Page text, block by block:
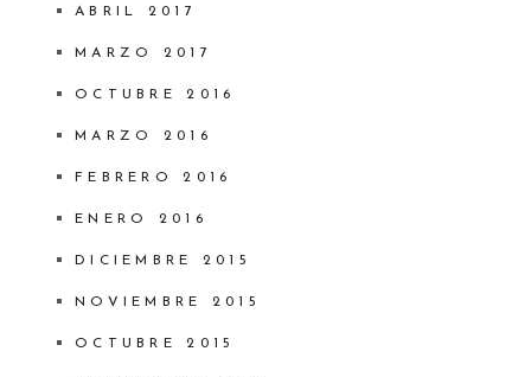
ABRIL 2017
MARZO 2017
OCTUBRE 2016
MARZO 2016
FEBRERO 2016
ENERO 2016
DICIEMBRE 2015
NOVIEMBRE 2015
OCTUBRE 2015